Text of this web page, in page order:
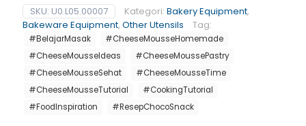
SKU: U0.L05.00007 Kategori: Bakery Equipment,
Bakeware Equipment, Other Utensils Tag:
#BelajarMasak
#CheeseMousseHomemade
#CheeseMousseIdeas
#CheeseMoussePastry
#CheeseMousseSehat
#CheeseMousseTime
#CheeseMousseTutorial
#CookingTutorial
#FoodInspiration
#ResepChocoSnack